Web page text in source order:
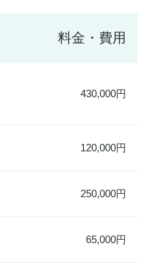
料金・費用
430,000円
120,000円
250,000円
65,000円